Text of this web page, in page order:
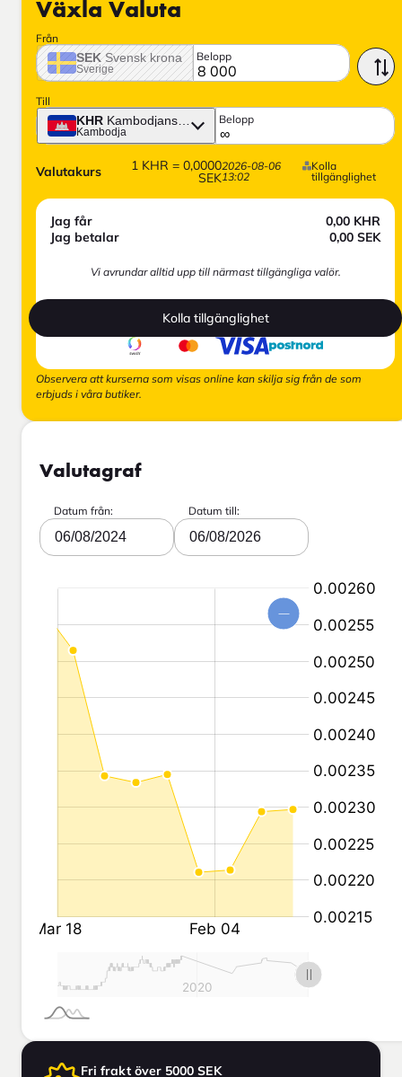
Växla Valuta
Från
SEK Svensk krona
Sverige
Belopp
Till
KHR Kambodjansk riel
Kambodja
Belopp
Valutakurs 1 KHR =0,0000
SEK
2026-08-06
13:02
Kolla
tillgänglighet
Jag får 0,00 KHR
Jag betalar
0,00 SEK
Vi avrundar alltid upp till närmast tillgängliga valör.
Kolla tillgänglighet
Observera att kurserna som visas online kan skilja sig från de som
erbjuds i våra butiker.
Valutagraf
Datum från:
06/08/2024
Datum till:
06/08/2026
Fri frakt över 5000 SEK